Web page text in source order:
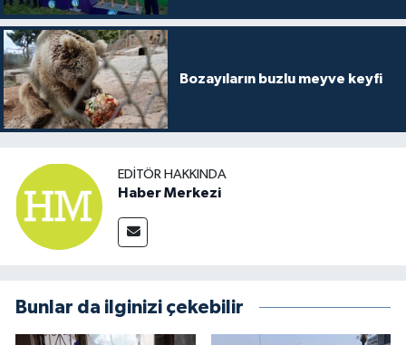
Bozayıların buzlu meyve keyfi
EDITÖR HAKKINDA
Haber Merkezi
Bunlar da ilginizi çekebilir